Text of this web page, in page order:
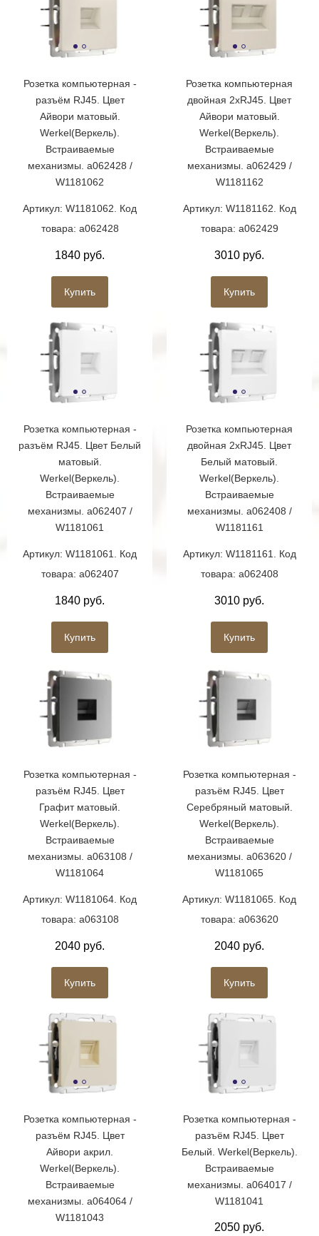
Розетка компьютерная -
разъём RJ45. Цвет
Айвори матовый.
Werkel(Веркель).
Встраиваемые
механизмы. a062428 /
W1181062
Артикул: W1181062. Код
товара: a062428
1840 руб.
Купить
Розетка компьютерная
двойная 2хRJ45. Цвет
Айвори матовый.
Werkel(Веркель).
Встраиваемые
механизмы. a062429 /
W1181162
Артикул: W1181162. Код
товара: a062429
3010 руб.
Купить
Розетка компьютерная -
разъём RJ45. Цвет Белый
матовый.
Werkel(Веркель).
Встраиваемые
механизмы. a062407 /
W1181061
Артикул: W1181061. Код
товара: a062407
1840 руб.
Купить
Розетка компьютерная
двойная 2хRJ45. Цвет
Белый матовый.
Werkel(Веркель).
Встраиваемые
механизмы. a062408 /
W1181161
Артикул: W1181161. Код
товара: a062408
3010 руб.
Купить
Розетка компьютерная -
разъём RJ45. Цвет
Графит матовый.
Werkel(Веркель).
Встраиваемые
механизмы. a063108 /
W1181064
Артикул: W1181064. Код
товара: a063108
2040 руб.
Купить
Розетка компьютерная -
разъём RJ45. Цвет
Серебряный матовый.
Werkel(Веркель).
Встраиваемые
механизмы. a063620 /
W1181065
Артикул: W1181065. Код
товара: a063620
2040 руб.
Купить
Розетка компьютерная -
разъём RJ45. Цвет
Айвори акрил.
Werkel(Веркель).
Встраиваемые
механизмы. a064064 /
W1181043
Розетка компьютерная -
разъём RJ45. Цвет
Белый. Werkel(Веркель).
Встраиваемые
механизмы. a064017 /
W1181041
2050 руб.